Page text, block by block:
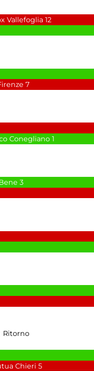
Vallefoglia 12
7
Conegliano 1
3
Ritorno
Chieri 5